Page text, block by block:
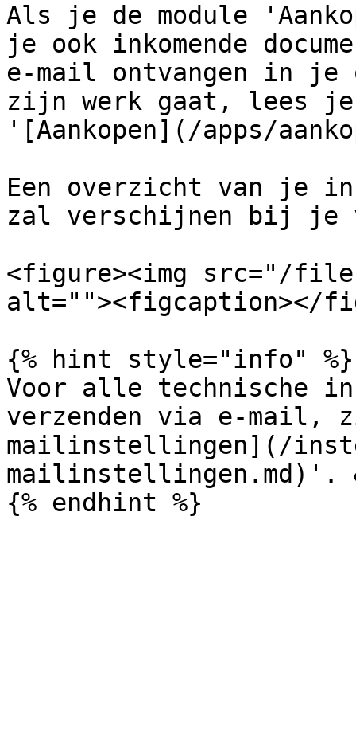
Als je de module
je ook inkomende
e-mail ontvangen in je
zijn werk gaat, lees
'[Aankopen](/apps/
Een overzicht van je
zal verschijnen bij je
<figure><img src="/files/
alt=""><figcaption></
{% hint style="info" %}
Voor alle technische
verzenden via e-mail,
mailinstellingen](/
mailinstellingen.md)'.